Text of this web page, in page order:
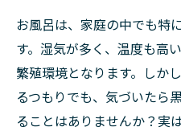
お風呂は、家庭の中でも特
す。湿気が多く、温度も高
繁殖環境となります。しか
るつもりでも、気づいたら
ることはありませんか？実